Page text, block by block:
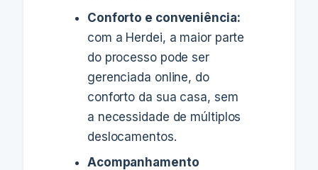
Conforto e conveniência:
com a Herdei, a maior parte
do processo pode ser
gerenciada online, do
conforto da sua casa, sem
a necessidade de múltiplos
deslocamentos.
Acompanhamento